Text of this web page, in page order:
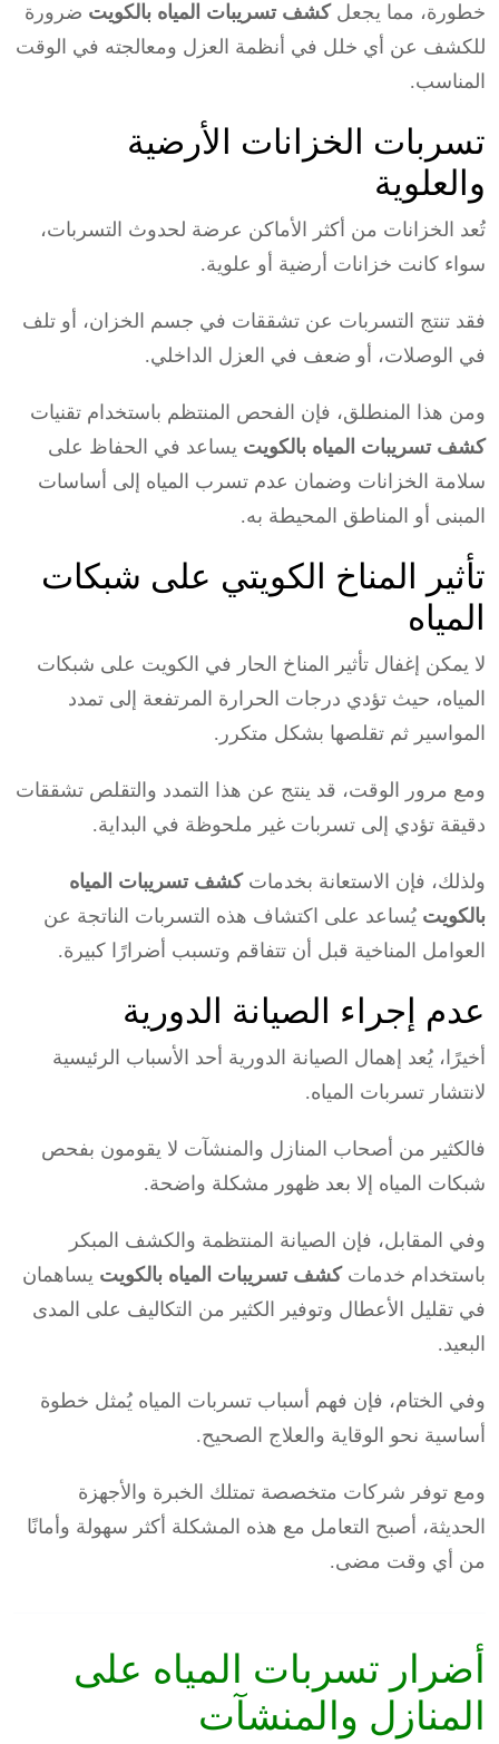
خطورة، مما يجعلكشف تسريبات المياه بالكويت ضرورة
للكشف عن أي خلل في أنظمة العزل ومعالجته في الوقت
المناسب.
تسربات الخزانات الأرضية
والعلوية
تُعد الخزانات من أكثر الأماكن عرضة لحدوث التسربات،
سواء كانت خزانات أرضية أو علوية.
فقد تنتج التسربات عن تشققات في جسم الخزان، أو تلف
في الوصلات، أو ضعف في العزل الداخلي.
ومن هذا المنطلق، فإن الفحص المنتظم باستخدام تقنيات
كشف تسريبات المياه بالكويت يساعد في الحفاظ على
سلامة الخزانات وضمان عدم تسرب المياه إلى أساسات
المبنى أو المناطق المحيطة به.
تأثير المناخ الكويتي على شبكات
المياه
لا يمكن إغفال تأثير المناخ الحار في الكويت على شبكات
المياه، حيث تؤدي درجات الحرارة المرتفعة إلى تمدد
المواسير ثم تقلصها بشكل متكرر.
ومع مرور الوقت، قد ينتج عن هذا التمدد والتقلص تشققات
دقيقة تؤدي إلى تسربات غير ملحوظة في البداية.
ولذلك، فإن الاستعانة بخدماتكشف تسريبات المياه
بالكويت يُساعد على اكتشاف هذه التسربات الناتجة عن
العوامل المناخية قبل أن تتفاقم وتسبب أضرارًا كبيرة.
عدم إجراء الصيانة الدورية
أخيرًا، يُعد إهمال الصيانة الدورية أحد الأسباب الرئيسية
لانتشار تسربات المياه.
فالكثير من أصحاب المنازل والمنشآت لا يقومون بفحص
شبكات المياه إلا بعد ظهور مشكلة واضحة.
وفي المقابل، فإن الصيانة المنتظمة والكشف المبكر
باستخدام خدماتكشف تسريبات المياه بالكويت يساهمان
في تقليل الأعطال وتوفير الكثير من التكاليف على المدى
البعيد.
وفي الختام، فإن فهم أسباب تسربات المياه يُمثل خطوة
أساسية نحو الوقاية والعلاج الصحيح.
ومع توفر شركات متخصصة تمتلك الخبرة والأجهزة
الحديثة، أصبح التعامل مع هذه المشكلة أكثر سهولة وأمانًا
من أي وقت مضى.
أضرار تسربات المياه على
المنازل والمنشآت